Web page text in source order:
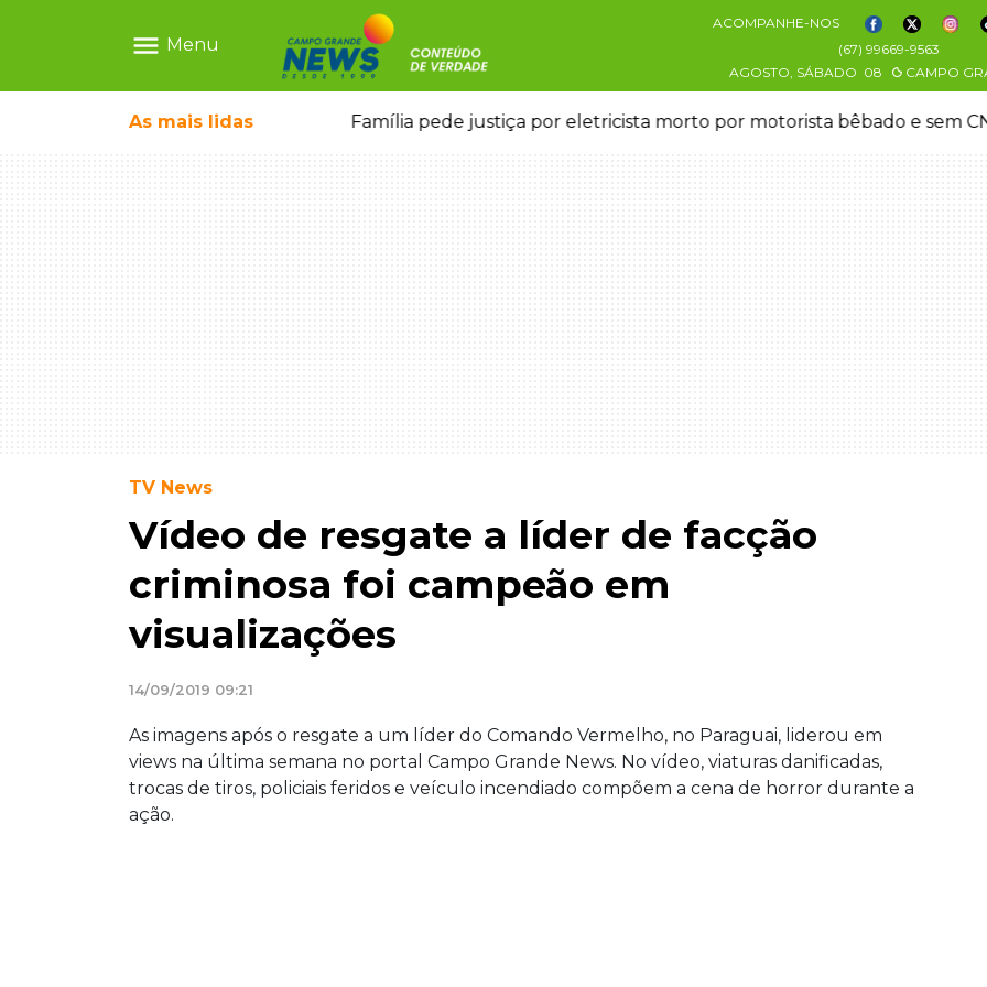
menu Menu
ACOMPANHE-NOS
(67) 99669-9563
AGOSTO, SÁBADO 08 CAMPO
As mais lidas Família pede justiça por eletricista morto por motorista bêbado e sem
TV News
Vídeo de resgate a líder de facção
criminosa foi campeão em
visualizações
14/09/2019 09:21
As imagens após o resgate a um líder do Comando Vermelho, no Paraguai, liderou em
views na última semana no portal Campo Grande News. No vídeo, viaturas danificadas,
trocas de tiros, policiais feridos e veículo incendiado compõem a cena de horror durante a
ação.